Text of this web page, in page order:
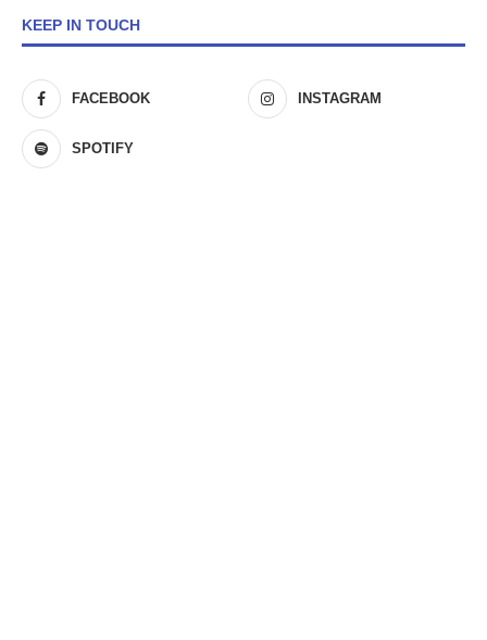
KEEP IN TOUCH
FACEBOOK INSTAGRAM
SPOTIFY